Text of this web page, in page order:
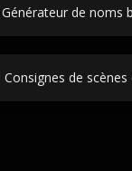
Générateur de noms
Consignes de